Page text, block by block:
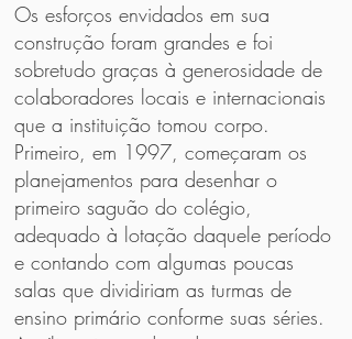
Os esforços envidados em sua
construção foram grandes e foi
sobretudo graças à generosidade de
colaboradores locais e internacionais
que a instituição tomou corpo.
Primeiro, em 1997, começaram os
planejamentos para desenhar o
primeiro saguão do colégio,
adequado à lotação daquele período
e contando com algumas poucas
salas que dividiriam as turmas de
ensino primário conforme suas séries.